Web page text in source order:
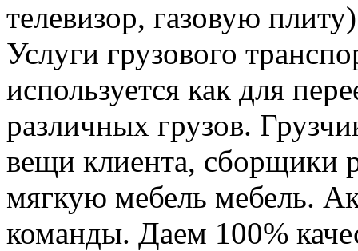
телевизор, газовую плиту)
Услуги грузового
используется как для
различных грузов.
вещи клиента, сборщики
мягкую мебель мебель.
команды. Даем 100%